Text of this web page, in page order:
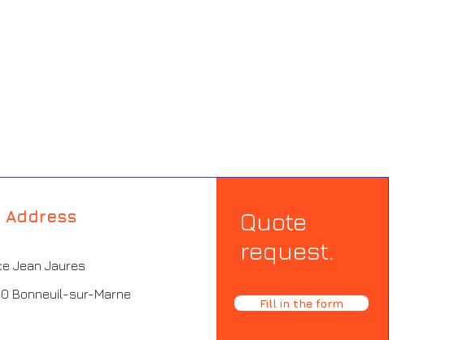
Address
Jean Jaures
Bonneuil-sur-Marne
Quote
request.
Fill in the form